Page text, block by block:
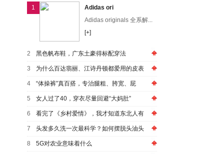
1
Adidas ori
Adidas originals 全系解...
[+]
2 黑色帆布鞋，广东土豪得标配穿法
3 为什么百达翡丽、江诗丹顿都爱用的皮表
4 “体操裤”真百搭，专治腿粗、胯宽、屁
5 女人过了40，穿衣尽量回避“大妈肚”
6 看完了《乡村爱情》，我才知道东北人有
7 头发多久洗一次最科学？如何摆脱头油头
8 5G对农业意味着什么